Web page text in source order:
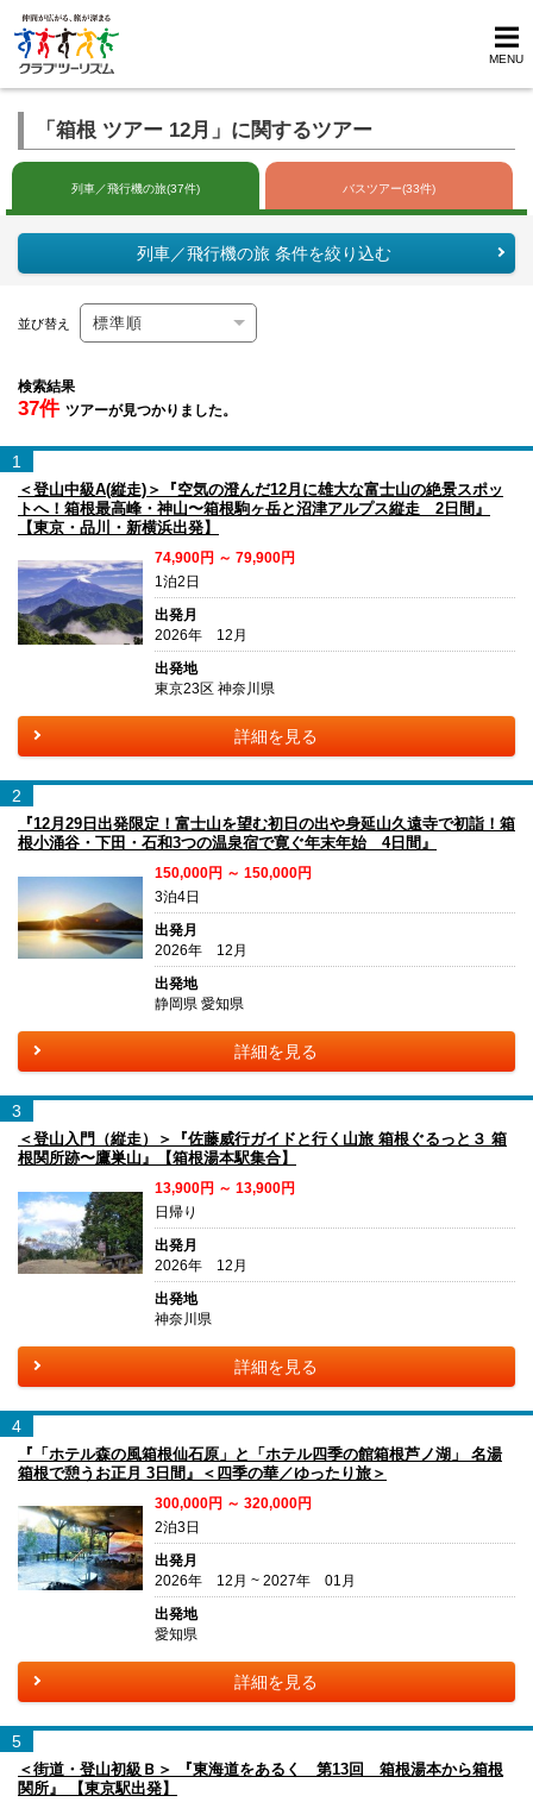
MENU
「箱根 ツアー 12月」に関するツアー
列車／飛行機の旅(37件) バスツアー(33件)
列車／飛行機の旅 条件を絞り込む
並び替え
検索結果
37件 ツアーが見つかりました。
1
＜登山中級A(縦走)＞『空気の澄んだ12月に雄大な富士山の絶景スポッ
トへ！箱根最高峰・神山〜箱根駒ヶ岳と沼津アルプス縦走 2日間』
【東京・品川・新横浜出発】
74,900円 ～ 79,900円
1泊2日
出発月
2026年 12月
出発地
東京23区 神奈川県
詳細を見る
2
『12月29日出発限定！富士山を望む初日の出や身延山久遠寺で初詣！箱
根小涌谷・下田・石和3つの温泉宿で寛ぐ年末年始 4日間』
150,000円 ～ 150,000円
3泊4日
出発月
2026年 12月
出発地
静岡県 愛知県
詳細を見る
3
＜登山入門（縦走）＞『佐藤威行ガイドと行く山旅 箱根ぐるっと３ 箱
根関所跡〜鷹巣山』【箱根湯本駅集合】
13,900円 ～ 13,900円
日帰り
出発月
2026年 12月
出発地
神奈川県
詳細を見る
4
『「ホテル森の風箱根仙石原」と「ホテル四季の館箱根芦ノ湖」 名湯
箱根で憩うお正月 3日間』＜四季の華／ゆったり旅＞
300,000円 ～ 320,000円
2泊3日
出発月
2026年 12月 ~ 2027年 01月
出発地
愛知県
詳細を見る
5
＜街道・登山初級Ｂ＞ 『東海道をあるく 第13回 箱根湯本から箱根
関所』 【東京駅出発】